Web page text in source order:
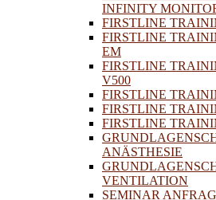
INFINITY
FIRSTLINE
FIRSTLINE
EM
FIRSTLINE
V500
FIRSTLINE
FIRSTLINE
FIRSTLINE
ANÄSTHESIE
VENTILATION
SEMINAR